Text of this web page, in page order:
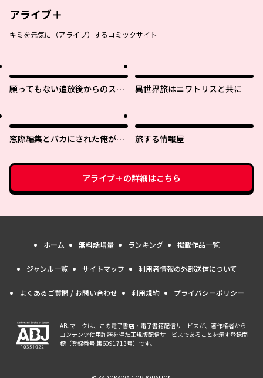
アライブ＋
キミを元気に（アライブ）するコミックサイト
願ってもない追放後からのスロ
り行きで美少女ギャルの師匠に
なったらなぜかめちゃくちゃ懐
かれた〜
異世界旅はニワトリスと共に
窓際編集とバカにされた俺が、
た
旅する情報屋
アライブ＋の詳細はこちら
ホーム 無料話増量 ランキング 掲載作品一覧
ジャンル一覧 サイトマップ 利用者情報の外部送信について
よくあるご質問 / お問い合わせ 利用規約 プライバシーポリシー
ABJマークは、この電子書店・電子書籍配信サービスが、著作権者から
コンテンツ使用許諾を得た正規版配信サービスであることを示す登録商
標（登録番号 第6091713号）です。